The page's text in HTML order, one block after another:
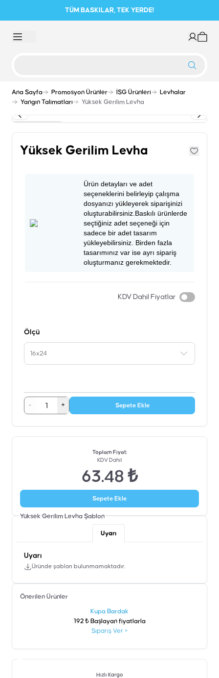
TÜM BASKILAR, TEK YERDE!
Ana Sayfa Promosyon Ürünler İSG Ürünleri
Levhalar
Yangın Talimatları
Yüksek Gerilim Levha
Yüksek Gerilim Levha
Ürün detayları ve adet
seçeneklerini belirleyip çalışma
dosyanızı yükleyerek siparişinizi
oluşturabilirsiniz.Baskılı ürünlerde
seçtiğiniz adet seçeneği için
sadece bir adet tasarım
yükleyebilirsiniz. Birden fazla
tasarımınız var ise ayrı sipariş
oluşturmanız gerekmektedir.
KDV Dahil Fiyatlar
Ölçü
16x24
- + Sepete Ekle
Toplam Fiyat:
KDV Dahil
63.48 ₺
Sepete Ekle
Yüksek Gerilim Levha Şablon
Uyarı
Uyarı
Üründe şablon bulunmamaktadır.
Önerilen Ürünler
Kupa Bardak
192 ₺ Başlayan fiyatlarla
Sipariş Ver >
Hızlı Kargo